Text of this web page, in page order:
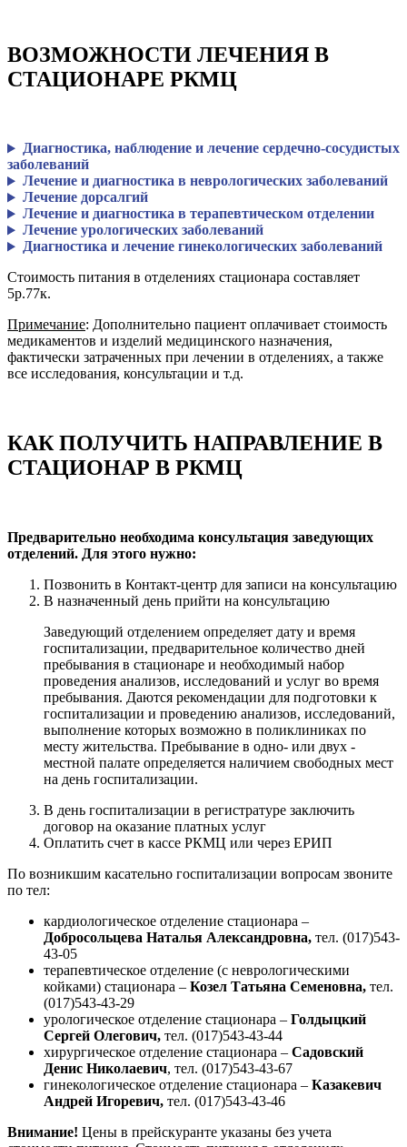
ВОЗМОЖНОСТИ ЛЕЧЕНИЯ В
СТАЦИОНАРЕ РКМЦ
Диагностика, наблюдение и лечение сердечно-сосудистых
заболеваний
Лечение и диагностика в неврологических заболеваний
Лечение дорсалгий
Лечение и диагностика в терапевтическом отделении
Лечение урологических заболеваний
Диагностика и лечение гинекологических заболеваний
Стоимость питания в отделениях стационара составляет
5р.77к.
Примечание: Дополнительно пациент оплачивает стоимость
медикаментов и изделий медицинского назначения,
фактически затраченных при лечении в отделениях, а также
все исследования, консультации и т.д.
КАК ПОЛУЧИТЬ НАПРАВЛЕНИЕ В
СТАЦИОНАР В РКМЦ
Предварительно необходима консультация заведующих
отделений. Для этого нужно:
Позвонить в Контакт-центр для записи на консультацию
В назначенный день прийти на консультацию
Заведующий отделением определяет дату и время
госпитализации, предварительное количество дней
пребывания в стационаре и необходимый набор
проведения анализов, исследований и услуг во время
пребывания. Даются рекомендации для подготовки к
госпитализации и проведению анализов, исследований,
выполнение которых возможно в поликлиниках по
месту жительства. Пребывание в одно- или двух -
местной палате определяется наличием свободных мест
на день госпитализации.
В день госпитализации в регистратуре заключить
договор на оказание платных услуг
Оплатить счет в кассе РКМЦ или через ЕРИП
По возникшим касательно госпитализации вопросам звоните
по тел:
кардиологическое отделение стационара –
Добросольцева Наталья Александровна, тел. (017)543-
43-05
терапевтическое отделение (с неврологическими
койками) стационара – Козел Татьяна Семеновна, тел.
(017)543-43-29
урологическое отделение стационара – Голдыцкий
Сергей Олегович, тел. (017)543-43-44
хирургическое отделение стационара – Садовский
Денис Николаевич, тел. (017)543-43-67
гинекологическое отделение стационара – Казакевич
Андрей Игоревич, тел. (017)543-43-46
Внимание! Цены в прейскуранте указаны без учета